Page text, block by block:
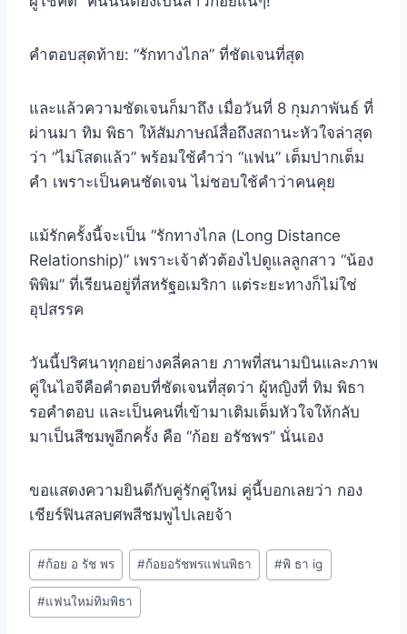
คำตอบสุดท้าย: “รักทางไกล” ที่ชัดเจนที่สุด
และแล้วความชัดเจนก็มาถึง เมื่อวันที่ 8 กุมภาพันธ์ ที่
ผ่านมา ทิม พิธา ให้สัมภาษณ์สื่อถึงสถานะหัวใจล่าสุด
ว่า “ไม่โสดแล้ว” พร้อมใช้คำว่า “แฟน” เต็มปากเต็ม
คำ เพราะเป็นคนชัดเจน ไม่ชอบใช้คำว่าคนคุย
แม้รักครั้งนี้จะเป็น “รักทางไกล (Long Distance
Relationship)” เพราะเจ้าตัวต้องไปดูแลลูกสาว “น้อง
พิพิม” ที่เรียนอยู่ที่สหรัฐอเมริกา แต่ระยะทางก็ไม่ใช่
อุปสรรค
วันนี้ปริศนาทุกอย่างคลี่คลาย ภาพที่สนามบินและภาพ
คู่ในไอจีคือคำตอบที่ชัดเจนที่สุดว่า ผู้หญิงที่ ทิม พิธา
รอคำตอบ และเป็นคนที่เข้ามาเติมเต็มหัวใจให้กลับ
มาเป็นสีชมพูอีกครั้ง คือ “ก้อย อรัชพร” นั่นเอง
ขอแสดงความยินดีกับคู่รักคู่ใหม่ คู่นี้บอกเลยว่า กอง
เชียร์ฟินสลบศพสีชมพูไปเลยจ้า
#ก้อย อ รัช พร #ก้อยอรัชพรแฟนพิธา #พิ ธา ig
#แฟนใหม่ทิมพิธา